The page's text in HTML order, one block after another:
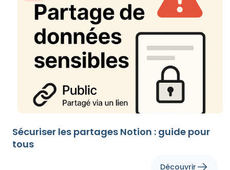
Sécuriser les partages Notion : guide pour
tous
Découvrir